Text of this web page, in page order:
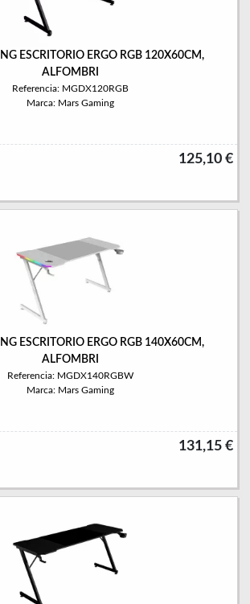
ESCRITORIO ERGO RGB 120X60CM,
ALFOMBRI
Referencia: MGDX120RGB
Marca: Mars Gaming
125,10 €
ESCRITORIO ERGO RGB 140X60CM,
ALFOMBRI
Referencia: MGDX140RGBW
Marca: Mars Gaming
131,15 €